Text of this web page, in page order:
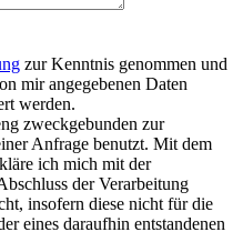
zur Kenntnis genommen und
mir angegebenen Daten
werden.
zweckgebunden zur
Anfrage benutzt. Mit dem
ich mich mit der
der Verarbeitung
insofern diese nicht für die
eines daraufhin entstandenen